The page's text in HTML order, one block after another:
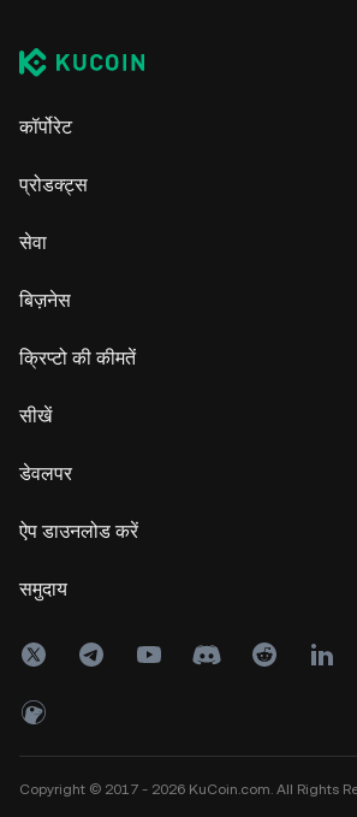
कॉर्पोरेट
प्रोडक्ट्स
सेवा
बिज़नेस
क्रिप्टो की कीमतें
सीखें
डेवलपर
ऐप डाउनलोड करें
समुदाय
Copyright © 2017 - 2026 KuCoin.com. All Rights